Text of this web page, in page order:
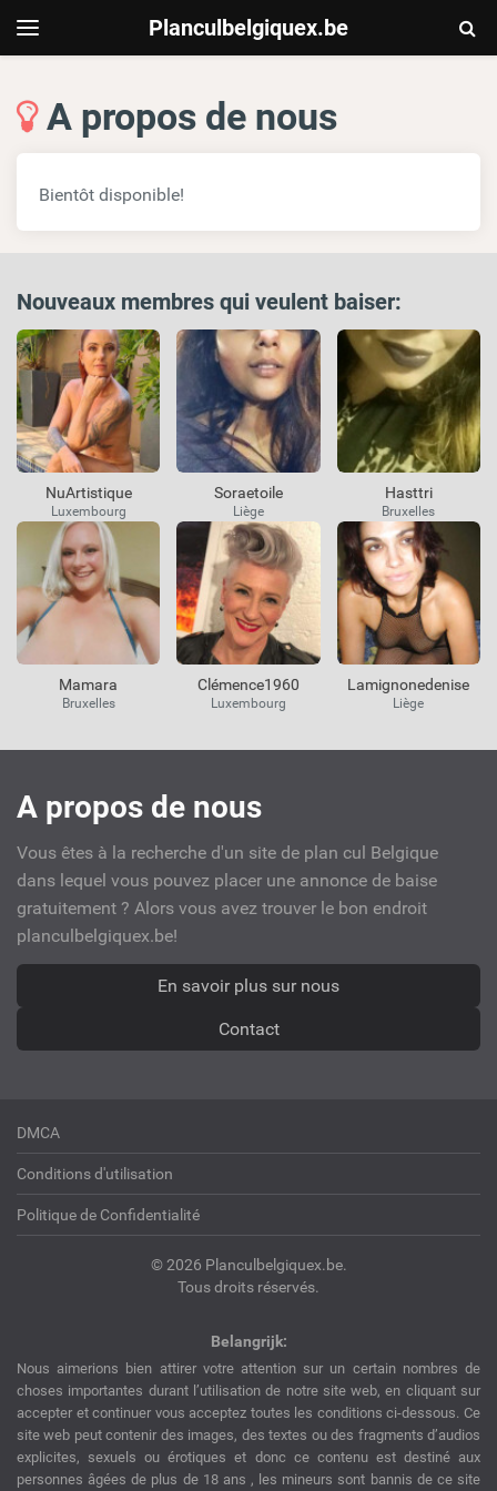
navigation
Planculbelgiquex.be
A propos de nous
Bientôt disponible!
Nouveaux membres qui veulent baiser:
NuArtistique
Luxembourg
Soraetoile
Liège
Hasttri
Bruxelles
Mamara
Bruxelles
Clémence1960
Luxembourg
Lamignonedenise
Liège
Liens
utiles
A propos de nous
Vous êtes à la recherche d'un site de plan cul Belgique
dans lequel vous pouvez placer une annonce de baise
gratuitement ? Alors vous avez trouver le bon endroit
planculbelgiquex.be!
En savoir plus sur nous
Contact
DMCA
Conditions d'utilisation
Politique de Confidentialité
© 2026 Planculbelgiquex.be.
Tous droits réservés.
Belangrijk:
Nous aimerions bien attirer votre attention sur un certain nombres de
choses importantes durant l’utilisation de notre site web, en cliquant sur
accepter et continuer vous acceptez toutes les conditions ci-dessous. Ce
site web peut contenir des images, des textes ou des fragments d’audios
explicites, sexuels ou érotiques et donc ce contenu est destiné aux
personnes âgées de plus de 18 ans , les mineurs sont bannis de ce site